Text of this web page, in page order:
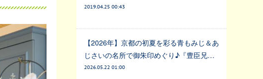
2019.04.25 00:43
【2026年】京都の初夏を彩る青もみじ＆あ
じさいの名所で御朱印めぐり♪『豊臣兄…
2026.05.22 01:00